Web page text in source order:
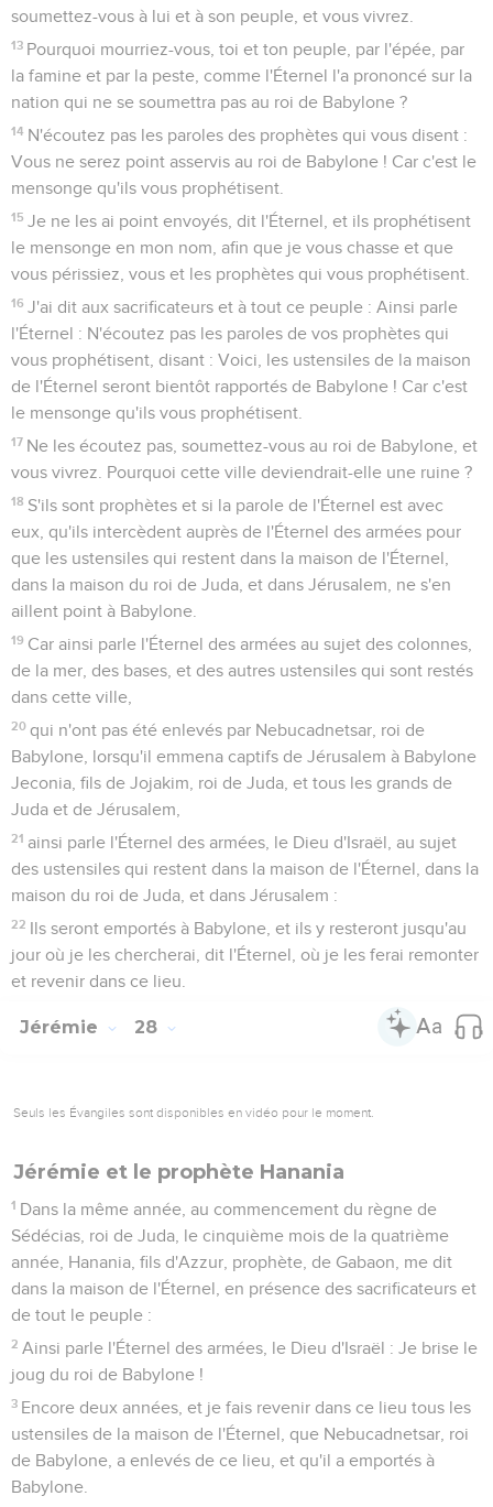
soumettez-vous à lui et à son peuple, et vous vivrez.
13 Pourquoi mourriez-vous, toi et ton peuple, par l'épée, par
la famine et par la peste, comme l'Éternel l'a prononcé sur la
nation qui ne se soumettra pas au roi de Babylone ?
14 N'écoutez pas les paroles des prophètes qui vous disent :
Vous ne serez point asservis au roi de Babylone ! Car c'est le
mensonge qu'ils vous prophétisent.
15 Je ne les ai point envoyés, dit l'Éternel, et ils prophétisent
le mensonge en mon nom, afin que je vous chasse et que
vous périssiez, vous et les prophètes qui vous prophétisent.
16 J'ai dit aux sacrificateurs et à tout ce peuple : Ainsi parle
l'Éternel : N'écoutez pas les paroles de vos prophètes qui
vous prophétisent, disant : Voici, les ustensiles de la maison
de l'Éternel seront bientôt rapportés de Babylone ! Car c'est
le mensonge qu'ils vous prophétisent.
17 Ne les écoutez pas, soumettez-vous au roi de Babylone, et
vous vivrez. Pourquoi cette ville deviendrait-elle une ruine ?
18 S'ils sont prophètes et si la parole de l'Éternel est avec
eux, qu'ils intercèdent auprès de l'Éternel des armées pour
que les ustensiles qui restent dans la maison de l'Éternel,
dans la maison du roi de Juda, et dans Jérusalem, ne s'en
aillent point à Babylone.
19 Car ainsi parle l'Éternel des armées au sujet des colonnes,
de la mer, des bases, et des autres ustensiles qui sont restés
dans cette ville,
20 qui n'ont pas été enlevés par Nebucadnetsar, roi de
Babylone, lorsqu'il emmena captifs de Jérusalem à Babylone
Jeconia, fils de Jojakim, roi de Juda, et tous les grands de
Juda et de Jérusalem,
21 ainsi parle l'Éternel des armées, le Dieu d'Israël, au sujet
des ustensiles qui restent dans la maison de l'Éternel, dans la
maison du roi de Juda, et dans Jérusalem :
22 Ils seront emportés à Babylone, et ils y resteront jusqu'au
jour où je les chercherai, dit l'Éternel, où je les ferai remonter
et revenir dans ce lieu.
Jérémie 28
Seuls les Évangiles sont disponibles en vidéo pour le moment.
Jérémie et le prophète Hanania
1 Dans la même année, au commencement du règne de
Sédécias, roi de Juda, le cinquième mois de la quatrième
année, Hanania, fils d'Azzur, prophète, de Gabaon, me dit
dans la maison de l'Éternel, en présence des sacrificateurs et
de tout le peuple :
2 Ainsi parle l'Éternel des armées, le Dieu d'Israël : Je brise le
joug du roi de Babylone !
3 Encore deux années, et je fais revenir dans ce lieu tous les
ustensiles de la maison de l'Éternel, que Nebucadnetsar, roi
de Babylone, a enlevés de ce lieu, et qu'il a emportés à
Babylone.